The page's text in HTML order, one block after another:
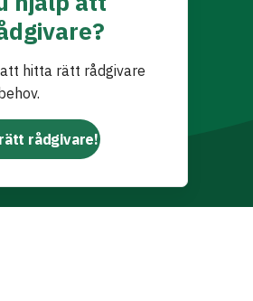
hitta rätt rådgivare
rådgivare!